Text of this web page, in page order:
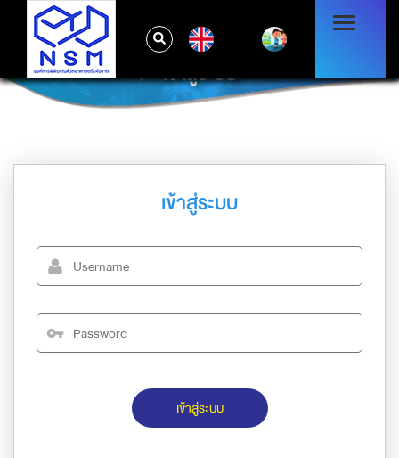
เข้าสู่ระบบ
เข้าสู่ระบบ
เข้าสู่ระบบ